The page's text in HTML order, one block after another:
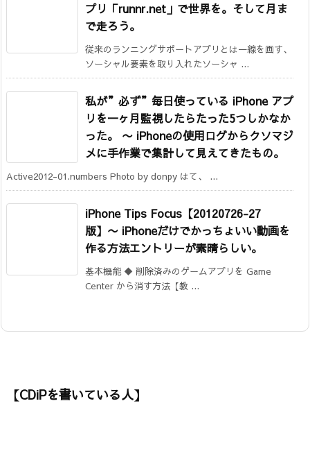
プリ「runnr.net」で世界を。そして月ま
で走ろう。
従来のランニングサポートアプリとは一線を画す、
ソーシャル要素を取り入れたソーシャ ...
私が”必ず”毎日使っている iPhone アプ
リを一ヶ月監視したらたった5つしかなか
った。 〜 iPhoneの使用ログからクソマジ
メに手作業で集計して見えてきたもの。
Active2012-01.numbers Photo by donpy はて、 ...
iPhone Tips Focus【20120726-27
版】 〜 iPhoneだけでかっちょいい動画を
作る方法エントリーが素晴らしい。
基本機能 ◆ 削除済みのゲームアプリを Game
Center から消す方法【教 ...
【CDiPを書いている人】